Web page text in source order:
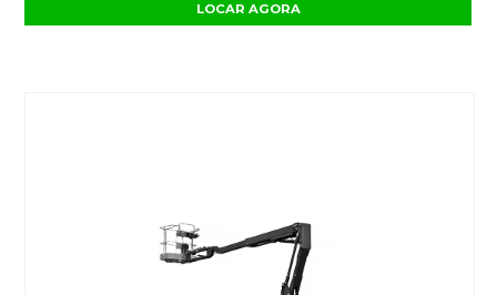
LOCAR AGORA